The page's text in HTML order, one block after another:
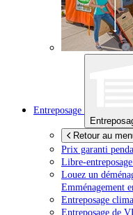
Entreposage
Retour au
Prix garanti
Libre-
Louez un
Emménagement
Entreposage
Entreposage de